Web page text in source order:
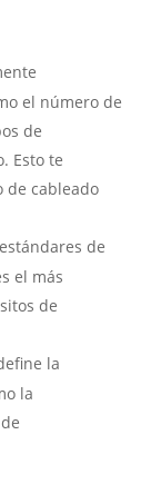
el número de
de
Esto te
de cableado
de
el más
de
la
la